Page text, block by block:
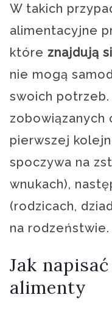
W takich
alimentacyjne
które znajdują
nie mogą
swoich
zobowiązanych
pierwszej
spoczywa na
wnukach),
(rodzicach,
na rodzeństwie.
Jak
alimenty